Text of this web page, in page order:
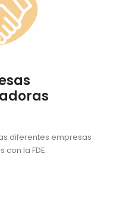
diferentes empresas
la FDE.